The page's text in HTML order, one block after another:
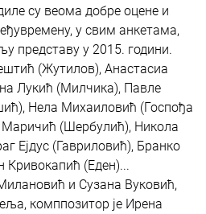
су веома добре оцене и
у свим анкетама,
представу у 2015. години.
(Жутилов), Анастасиа
Лукић (Милчика), Павле
Нела Михаиловић (Госпођа
(Шербулић), Никола
Ејдус (Гавриловић), Бранко
Кривокапић (Еден)...
и Сузана Вуковић,
комппозитор је Ирена